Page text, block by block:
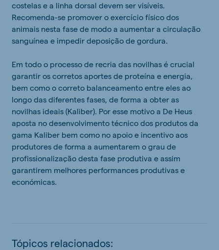
costelas e a linha dorsal devem ser visíveis.
Recomenda-se promover o exercício físico dos
animais nesta fase de modo a aumentar a circulação
sanguínea e impedir deposição de gordura.
Em todo o processo de recria das novilhas é crucial
garantir os corretos aportes de proteína e energia,
bem como o correto balanceamento entre eles ao
longo das diferentes fases, de forma a obter as
novilhas ideais (Kaliber). Por esse motivo a De Heus
aposta no desenvolvimento técnico dos produtos da
gama Kaliber bem como no apoio e incentivo aos
produtores de forma a aumentarem o grau de
profissionalização desta fase produtiva e assim
garantirem melhores performances produtivas e
económicas.
Tópicos relacionados: